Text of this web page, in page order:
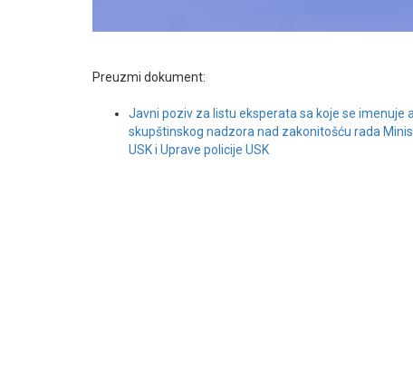
Preuzmi dokument:
Javni poziv za listu eksperata sa koje se imenuje
skupštinskog nadzora nad zakonitošću rada
USK i Uprave policije USK